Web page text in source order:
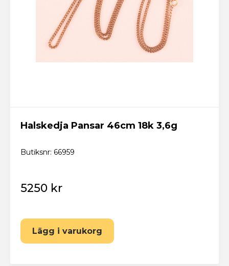
Halskedja Pansar 46cm 18k 3,6g
Butiksnr: 66959
5250 kr
Lägg i varukorg